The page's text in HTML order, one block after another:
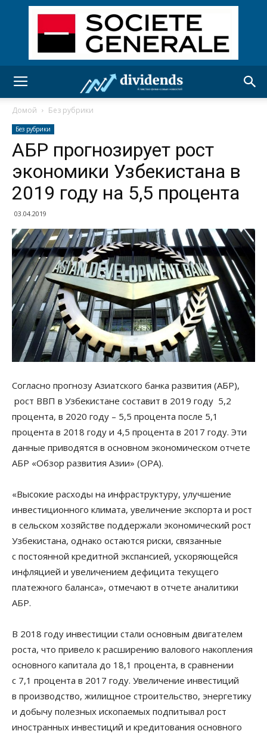
Домой Без рубрики
Без рубрики
АБР прогнозирует рост
экономики Узбекистана в
2019 году на 5,5 процента
03.04.2019
Согласно прогнозу Азиатского банка развития (АБР),
рост ВВП в Узбекистане составит в 2019 году 5,2
процента, в 2020 году – 5,5 процента после 5,1
процента в 2018 году и 4,5 процента в 2017 году. Эти
данные приводятся в основном экономическом отчете
АБР «Обзор развития Азии» (ОРА).
«Высокие расходы на инфраструктуру, улучшение
инвестиционного климата, увеличение экспорта и рост
в сельском хозяйстве поддержали экономический рост
Узбекистана, однако остаются риски, связанные
с постоянной кредитной экспансией, ускоряющейся
инфляцией и увеличением дефицита текущего
платежного баланса», отмечают в отчете аналитики
АБР.
В 2018 году инвестиции стали основным двигателем
роста, что привело к расширению валового накопления
основного капитала до 18,1 процента, в сравнении
с 7,1 процента в 2017 году. Увеличение инвестиций
в производство, жилищное строительство, энергетику
и добычу полезных ископаемых подпитывал рост
иностранных инвестиций и кредитования основного